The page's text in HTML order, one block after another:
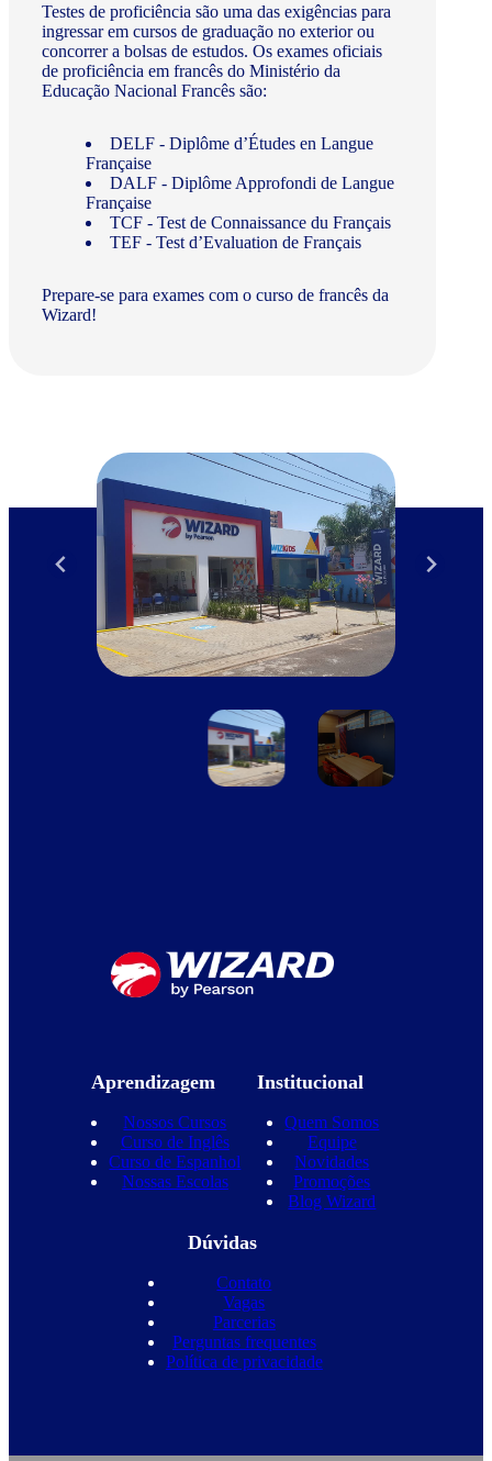
Testes de proficiência são uma das exigências para
ingressar em cursos de graduação no exterior ou
concorrer a bolsas de estudos. Os exames oficiais
de proficiência em francês do Ministério da
Educação Nacional Francês são:
DELF - Diplôme d’Études en Langue
Française
DALF - Diplôme Approfondi de Langue
Française
TCF - Test de Connaissance du Français
TEF - Test d’Evaluation de Français
Prepare-se para exames com o curso de francês da
Wizard!
Aprendizagem
Nossos Cursos
Curso de Inglês
Curso de Espanhol
Nossas Escolas
Institucional
Quem Somos
Equipe
Novidades
Promoções
Blog Wizard
Dúvidas
Contato
Vagas
Parcerias
Perguntas frequentes
Política de privacidade